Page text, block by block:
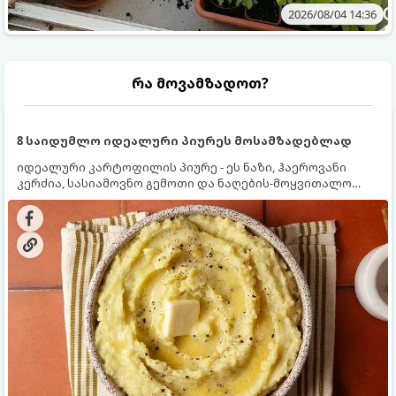
2026/08/04 14:36
რა მოვამზადოთ?
8 საიდუმლო იდეალური პიურეს მოსამზადებლად
იდეალური კარტოფილის პიურე - ეს ნაზი, ჰაეროვანი
კერძია, სასიამოვნო გემოთი და ნაღების-მოყვითალო
ფერით. მისი მომზადება ძალიან მარტივია, მაგრამ
არსებობს რამდენიმე საიდუმლო, რომლებიც უნდა
იცოდეთ, რომ პიურე იდეალურად გემრიელი გამოვიდეს.